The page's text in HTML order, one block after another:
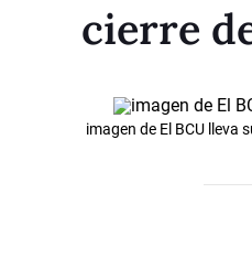
cierre
imagen de El BCU lleva